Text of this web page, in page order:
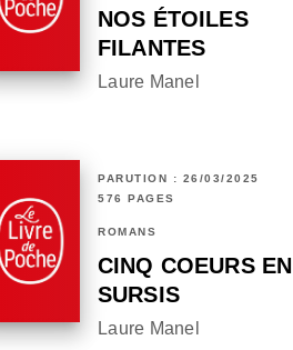
NOS ÉTOILES
FILANTES
Laure Manel
PARUTION : 26/03/2025
576 PAGES
ROMANS
CINQ COEURS EN
SURSIS
Laure Manel